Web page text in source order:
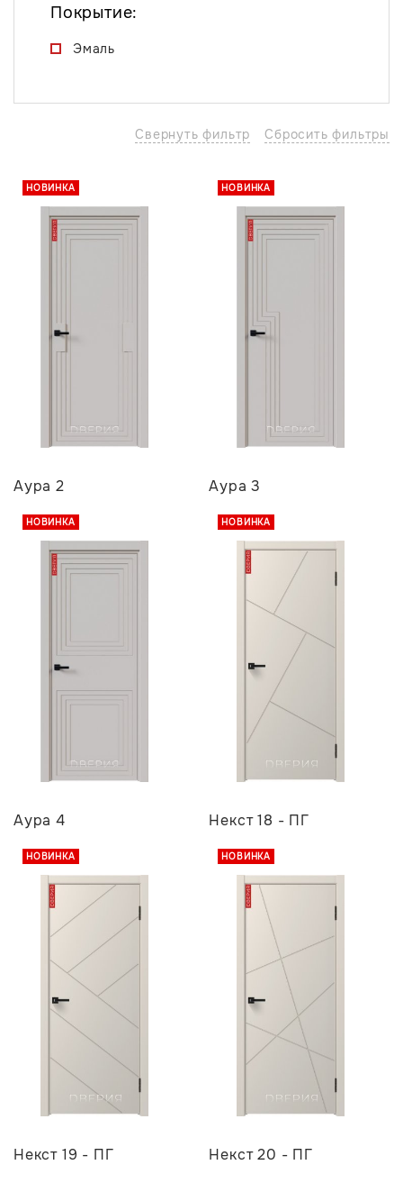
Покрытие:
Эмаль
Сбросить фильтры
Свернуть фильтр
НОВИНКА
Аура 2
НОВИНКА
Аура 3
НОВИНКА
Аура 4
НОВИНКА
Некст 18 - ПГ
НОВИНКА
Некст 19 - ПГ
НОВИНКА
Некст 20 - ПГ